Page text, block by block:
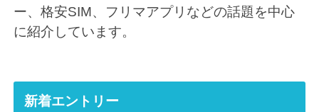
ー、格安SIM、フリマアプリなどの話題を中心
に紹介しています。
新着エントリー